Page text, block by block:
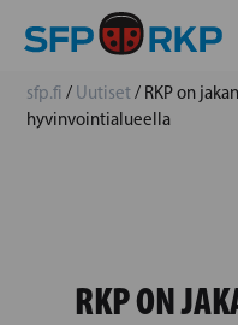
sfp.fi / Uutiset/ RKP on
hyvinvointialueella
RKP ON